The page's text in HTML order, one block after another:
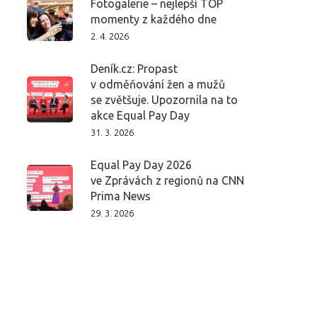
Fotogalerie – nejlepší TOP
momenty z každého dne
2. 4. 2026
Deník.cz: Propast
v odměňování žen a mužů
se zvětšuje. Upozornila na to
akce Equal Pay Day
31. 3. 2026
Equal Pay Day 2026
ve Zprávách z regionů na CNN
Prima News
29. 3. 2026